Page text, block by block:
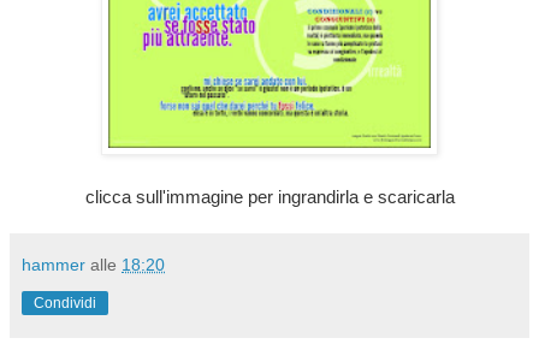
clicca sull'immagine per ingrandirla e scaricarla
hammer alle 18:20
Condividi